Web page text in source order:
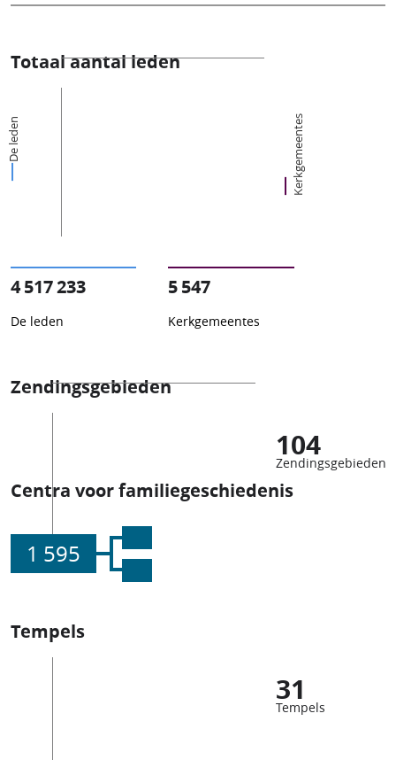
Totaal aantal leden
De leden Kerkgemeentes
4 517 233
De leden
5 547
Kerkgemeentes
Zendingsgebieden
104
Zendingsgebieden
Centra voor familiegeschiedenis
1 595
Tempels
31
Tempels